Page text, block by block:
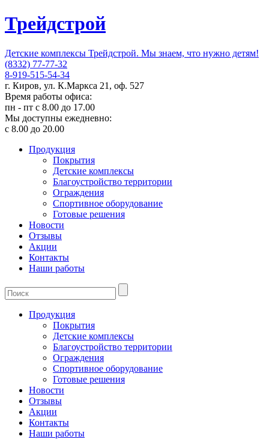
Трейдстрой
Детские комплексы Трейдстрой. Мы знаем, что нужно детям!
(8332) 77-77-32
8-919-515-54-34
г. Киров, ул. К.Маркса 21, оф. 527
Время работы офиса:
пн - пт с 8.00 до 17.00
Мы доступны ежедневно:
с 8.00 до 20.00
Продукция
Покрытия
Детские комплексы
Благоустройство территории
Ограждения
Спортивное оборудование
Готовые решения
Новости
Отзывы
Акции
Контакты
Наши работы
Продукция
Покрытия
Детские комплексы
Благоустройство территории
Ограждения
Спортивное оборудование
Готовые решения
Новости
Отзывы
Акции
Контакты
Наши работы